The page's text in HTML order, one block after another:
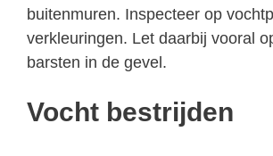
buitenmuren. Inspecteer op
verkleuringen. Let daarbij vooral
barsten in de gevel.
Vocht bestrijden